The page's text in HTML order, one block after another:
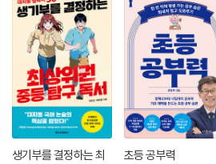
생기부를 결정하는 최
초등 공부력